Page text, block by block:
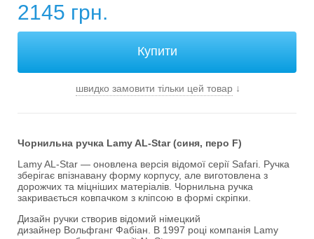
2145 грн.
швидко замовити тільки цей товар↓
Чорнильна ручка Lamy AL-Star (синя, перо F)
Lamy AL-Star — оновлена версія відомої серії Safari. Ручка
зберігає впізнавану форму корпусу, але виготовлена з
дорожчих та міцніших матеріалів. Чорнильна ручка
закривається ковпачком з кліпсою в формі скріпки.
Дизайн ручки створив відомий німецкий
дизайнер Вольфганг Фабіан. В 1997 році компанія Lamy